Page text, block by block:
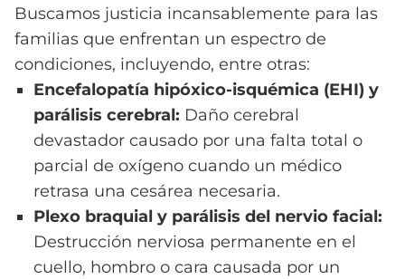
Buscamos justicia incansablemente para las
familias que enfrentan un espectro de
condiciones, incluyendo, entre otras:
Encefalopatía hipóxico-isquémica (EHI) y
parálisis cerebral: Daño cerebral
devastador causado por una falta total o
parcial de oxígeno cuando un médico
retrasa una cesárea necesaria.
Plexo braquial y parálisis del nervio facial:
Destrucción nerviosa permanente en el
cuello, hombro o cara causada por un